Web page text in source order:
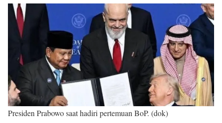
Presiden Prabowo saat hadiri pertemuan BoP. (dok)